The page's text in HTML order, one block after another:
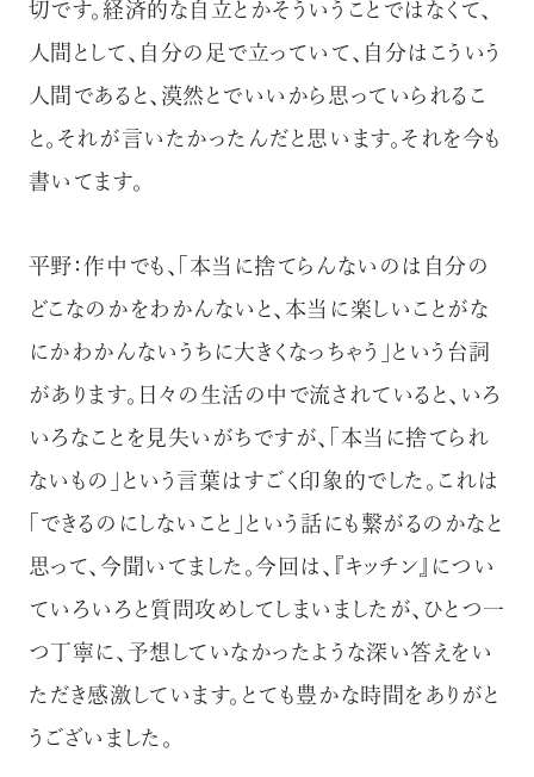
切です。経済的な自立とかそういうことではなくて、
人間として、自分の足で立っていて、自分はこういう
人間であると、漠然とでいいから思っていられるこ
と。それが言いたかったんだと思います。それを今も
書いてます。
平野：作中でも、「本当に捨てらんないのは自分の
どこなのかをわかんないと、本当に楽しいことがな
にかわかんないうちに大きくなっちゃう」という台詞
があります。日々の生活の中で流されていると、いろ
いろなことを見失いがちですが、「本当に捨てられ
ないもの」という言葉はすごく印象的でした。これは
「できるのにしないこと」という話にも繋がるのかなと
思って、今聞いてました。今回は、『キッチン』につい
ていろいろと質問攻めしてしまいましたが、ひとつ一
つ丁寧に、予想していなかったような深い答えをい
ただき感激しています。とても豊かな時間をありがと
うございました。